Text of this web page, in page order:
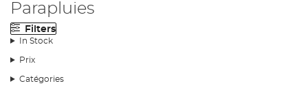
Parapluies
Filters
In Stock
Prix
Catégories